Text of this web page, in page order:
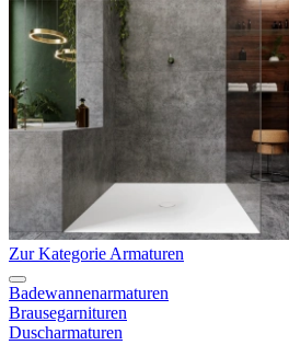
Zur Kategorie Armaturen
Badewannenarmaturen
Brausegarnituren
Duscharmaturen